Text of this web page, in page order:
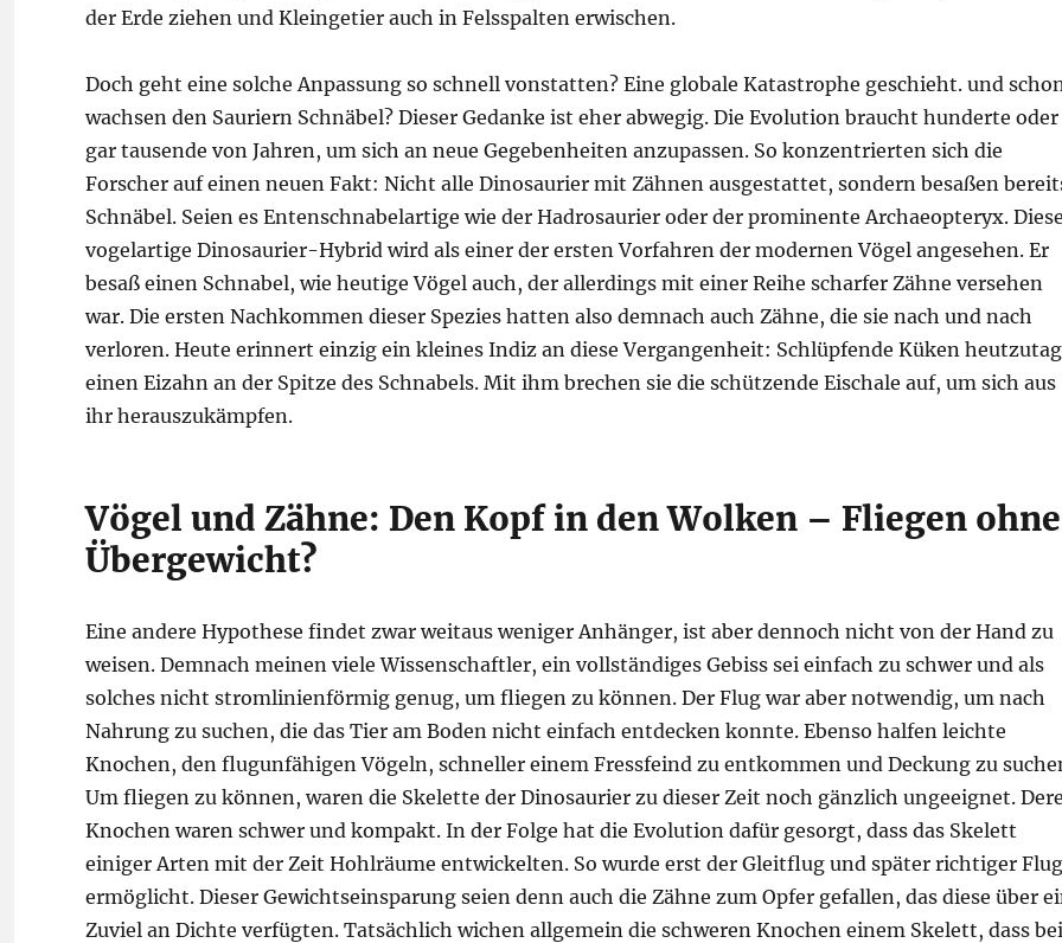
der Erde ziehen und Kleingetier auch in Felsspalten erwischen.
Doch geht eine solche Anpassung so schnell vonstatten? Eine globale Katastrophe geschieht. und
wachsen den Sauriern Schnäbel? Dieser Gedanke ist eher abwegig. Die Evolution braucht hunderte oder
gar tausende von Jahren, um sich an neue Gegebenheiten anzupassen. So konzentrierten sich die
Forscher auf einen neuen Fakt: Nicht alle Dinosaurier mit Zähnen ausgestattet, sondern besaßen
Schnäbel. Seien es Entenschnabelartige wie der Hadrosaurier oder der prominente Archaeopteryx.
vogelartige Dinosaurier-Hybrid wird als einer der ersten Vorfahren der modernen Vögel angesehen. Er
besaß einen Schnabel, wie heutige Vögel auch, der allerdings mit einer Reihe scharfer Zähne versehen
war. Die ersten Nachkommen dieser Spezies hatten also demnach auch Zähne, die sie nach und nach
verloren. Heute erinnert einzig ein kleines Indiz an diese Vergangenheit: Schlüpfende Küken
einen Eizahn an der Spitze des Schnabels. Mit ihm brechen sie die schützende Eischale auf, um sich aus
ihr herauszukämpfen.
Vögel und Zähne: Den Kopf in den Wolken – Fliegen ohne
Übergewicht?
Eine andere Hypothese findet zwar weitaus weniger Anhänger, ist aber dennoch nicht von der Hand zu
weisen. Demnach meinen viele Wissenschaftler, ein vollständiges Gebiss sei einfach zu schwer und als
solches nicht stromlinienförmig genug, um fliegen zu können. Der Flug war aber notwendig, um nach
Nahrung zu suchen, die das Tier am Boden nicht einfach entdecken konnte. Ebenso halfen leichte
Knochen, den flugunfähigen Vögeln, schneller einem Fressfeind zu entkommen und Deckung zu
Um fliegen zu können, waren die Skelette der Dinosaurier zu dieser Zeit noch gänzlich ungeeignet.
Knochen waren schwer und kompakt. In der Folge hat die Evolution dafür gesorgt, dass das Skelett
einiger Arten mit der Zeit Hohlräume entwickelten. So wurde erst der Gleitflug und später richtiger Flug
ermöglicht. Dieser Gewichtseinsparung seien denn auch die Zähne zum Opfer gefallen, das diese über
Zuviel an Dichte verfügten. Tatsächlich wichen allgemein die schweren Knochen einem Skelett, dass bei